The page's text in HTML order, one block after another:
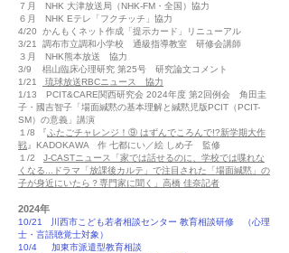
７月 NHK 大津放送局（NHK-FM・全国）協力
６月 NHK Eテレ「フクチッチ」協力
4/20 かんもくネット作成「提示カード」リニューアル
3/21 調布市立調和小学校 通級指導教室 研修会講師
３月 NHK熊本放送 協力
3/9 椙山臨床心理研究 第25号 研究論文コメント
1/21
琉球放送RBCニュース 協力
1/13 PCIT&CARE関西研究会 2024年度 第2回例会 角田圭
子・國吉智子「場面緘黙の基本理解と緘黙児版PCIT（PCIT-
SM）の意義」講演
１/8 『 ふたごチャレンジ！⑨ はずんでころんで!?新学期大作
戦』KADOKAWA 作 七都にい／絵 しめ子 監修
１/2 J-CASTニュース「家では話せるのに、学校では喋れな
くなる...ドラマ「放課後カルテ」で注目された「場面緘黙」の
子が身近にいたら？専門家に聞く」高橋 佳奈記者
2024年
10/21 川西市こども若者相談センター 教育相談研修 （心理
士・言語聴覚士対象）
10/4 加東市派遣型教育相談